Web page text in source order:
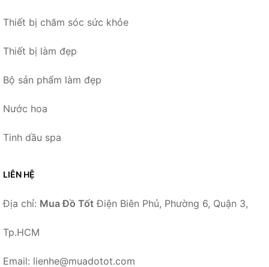
Thiết bị chăm sóc sức khỏe
Thiết bị làm đẹp
Bộ sản phẩm làm đẹp
Nước hoa
Tinh dầu spa
LIÊN HỆ
Địa chỉ: Mua Đồ Tốt Điện Biên Phủ, Phường 6, Quận 3,
Tp.HCM
Email: lienhe@muadotot.com